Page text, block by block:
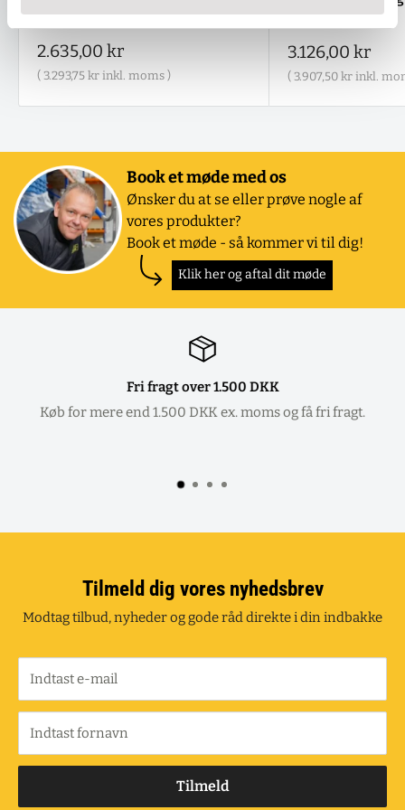
mm
Salgspris
2.635,00 kr
( 3.293,75 kr inkl. moms )
mm
Salgspris
3.126,00 kr
( 3.907,50 krinkl.
Book et møde med os
Ønsker du at se eller prøve nogle af
vores produkter?
Book et møde - så kommer vi til dig!
Klik her og aftal dit møde
Fri fragt over 1.500 DKK
Køb for mere end 1.500 DKK ex. moms og få fri fragt.
Tilmeld dig vores nyhedsbrev
Modtag tilbud, nyheder og gode råd direkte i din indbakke
Indtast e-mail
Indtast fornavn
Tilmeld